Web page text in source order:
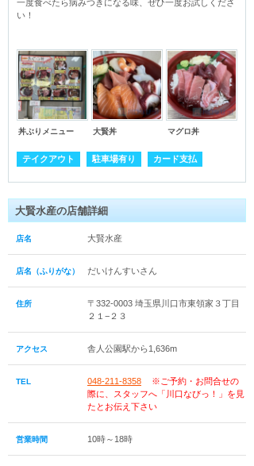
一度食べたら病みつきになる味、ぜひ一度お試しくださ
い！
丼ぶりメニュー 大賢丼 マグロ丼
テイクアウト 駐車場有り カード支払
大賢水産の店舗詳細
店名 大賢水産
店名（ふりがな） だいけんすいさん
住所
〒332-0003 埼玉県川口市東領家３丁目
２１−２３
アクセス 舎人公園駅から1,636m
TEL 048-211-8358
※ご予約・お問合せの
際に、スタッフへ「川口なびっ！」を見
たとお伝え下さい
営業時間 10時～18時